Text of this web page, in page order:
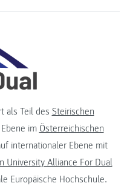
als Teil des Steirischen
im Österreichischen
internationaler Ebene mit
University Alliance For Dual
Europäische Hochschule.